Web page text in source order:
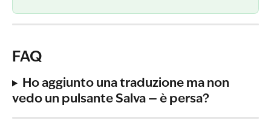
FAQ
Ho aggiunto una traduzione ma non
vedo un pulsante Salva — è persa?